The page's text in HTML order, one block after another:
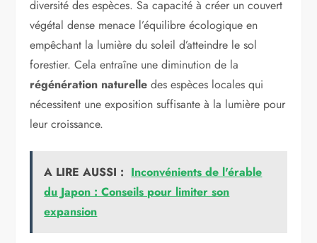
diversité des espèces. Sa capacité à créer un couvert
végétal dense menace l’équilibre écologique en
empêchant la lumière du soleil d’atteindre le sol
forestier. Cela entraîne une diminution de la
régénération naturelle des espèces locales qui
nécessitent une exposition suffisante à la lumière pour
leur croissance.
A LIRE AUSSI : Inconvénients de l'érable
du Japon : Conseils pour limiter son
expansion